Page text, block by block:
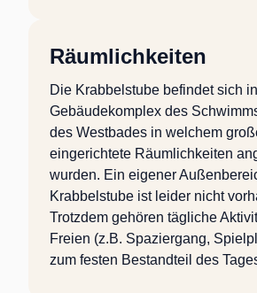
Räumlichkeiten
Die Krabbelstube befindet sich
Gebäudekomplex des
des Westbades in welchem
eingerichtete Räumlichkeiten
wurden. Ein eigener
Krabbelstube ist leider nicht
Trotzdem gehören tägliche
Freien (z.B. Spaziergang,
zum festen Bestandteil des